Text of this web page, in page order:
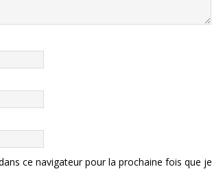
ce navigateur pour la prochaine fois que je